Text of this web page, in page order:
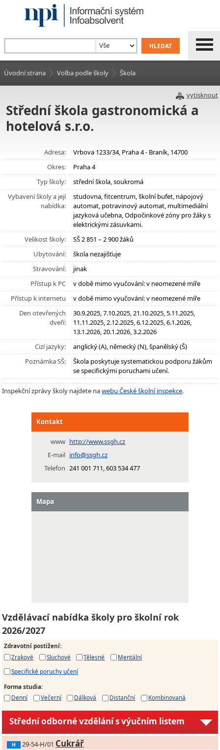
Úvodní strana Volba podle školy Škola
vytisknout
Střední škola gastronomická a
hotelová s.r.o.
Adresa:
Vrbova 1233/34, Praha 4 - Braník, 14700
Okres:
Praha 4
Typ školy:
střední škola, soukromá
Vybavení školy a její
nabídka:
studovna, fitcentrum, školní bufet, nápojový
automat, potravinový automat, multimediální
jazyková učebna, Odpočinkové zóny pro žáky s
elektrickými zásuvkami.
Velikost školy:
SŠ 2 851 – 2 900 žáků
Ubytování:
škola nezajišťuje
Stravování:
jinak
Přístup k PC
v době mimo vyučování: v neomezené míře
Přístup k internetu
v době mimo vyučování: v neomezené míře
Den otevřených
dveří:
30.9.2025, 7.10.2025, 21.10.2025, 5.11.2025,
11.11.2025, 2.12.2025, 6.12.2025, 6.1.2026,
13.1.2026, 20.1.2026, 3.2.2026
Cizí jazyky:
anglický (A), německý (N), španělský (Š)
Poznámka SŠ:
Škola poskytuje systematickou podporu žákům
se specifickými poruchami učení.
Inspekční zprávy školy najdete nawebu České školní inspekce.
Kontakt
www http://www.ssgh.cz
E-mail info@ssgh.cz
Telefon 241 001 711, 603 534 477
Mapa
Vzdělávací nabídka školy pro školní rok
2026/2027
Zdravotní postižení:
Zrakové
Sluchové Tělesné
Mentální
Specifické poruchy učení
Forma studia:
Denní
Večerní Dálková Distanční Kombinovaná
Střední odborné vzdělání s výučním listem
H 29-54-H/01 Cukrář